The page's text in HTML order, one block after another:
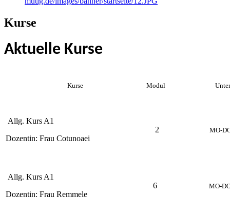
Kurse
Aktuelle Kurse
Kurse Modul
Allg. Kurs A1
Dozentin: Frau Cotunoaei
2 MO-
Allg. Kurs A1
Dozentin: Frau Remmele
6 MO-